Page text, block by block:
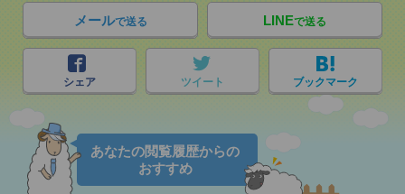
メールで送る LINEで送る
シェア ツイート ブックマーク
あなたの閲覧履歴からの
おすすめ